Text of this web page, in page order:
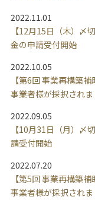
2022.11.01
【12月15日（木）〆
金の申請受付開始
2022.10.05
【第6回 事業再構築
事業者様が採択されま
2022.09.05
【10月31日（月）〆
請受付開始
2022.07.20
【第5回 事業再構築
事業者様が採択されま